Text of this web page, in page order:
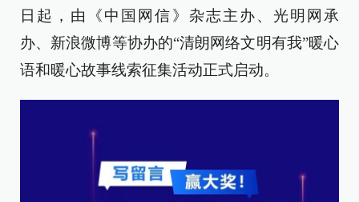
日起，由《中国网信》杂志主办、光明网承
办、新浪微博等协办的“清朗网络文明有我”暖心
语和暖心故事线索征集活动正式启动。